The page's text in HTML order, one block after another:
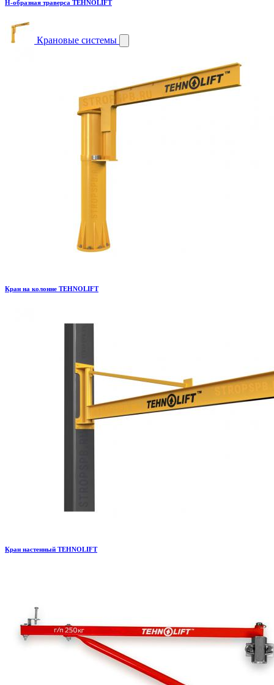
H-образная траверса TEHNOLIFT
Крановые системы
Кран на колонне TEHNOLIFT
Кран настенный TEHNOLIFT